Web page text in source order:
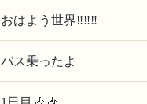
おはよう世界‼️‼️‼️
バス乗ったよ